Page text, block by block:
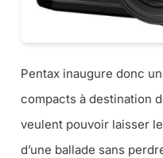
Pentax inaugure donc
compacts à destination
veulent pouvoir laisser
d’une ballade sans